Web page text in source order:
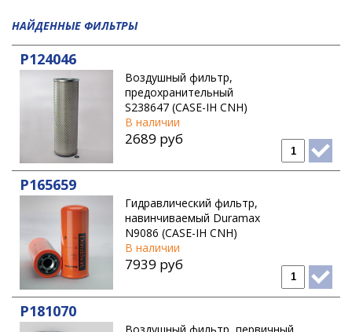
DOOSAN
DYNAPAC
HAMM
HITACHI
HYUNDAI
INGERSOLL RAND
JCB
JOHN DEERE
KATO
KOBELCO
KOMATSU
KUBOTA
LIEBHERR
НАЙДЕННЫЕ ФИЛЬТРЫ
P124046
Воздушный фильтр,
предохранительный
S238647 (CASE-IH CNH)
В наличии
2689 руб
P165659
Гидравлический фильтр,
навинчиваемый Duramax
N9086 (CASE-IH CNH)
В наличии
7939 руб
P181070